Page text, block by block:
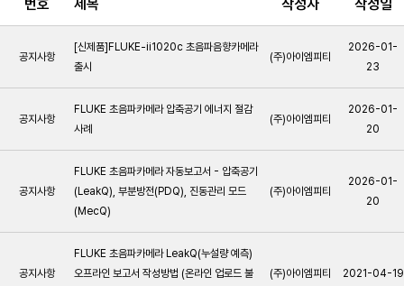
번호 제목 작성자 작성일
공지사항
[신제품]FLUKE-ii1020c 초음파음향카메라
출시
(주)아이엠피티
2026-01-
23
공지사항
FLUKE 초음파카메라 압축공기 에너지 절감
사례
(주)아이엠피티
2026-01-
20
공지사항
FLUKE 초음파카메라 자동보고서 - 압축공기
(LeakQ), 부분방전(PDQ), 진동관리 모드
(MecQ)
(주)아이엠피티
2026-01-
20
공지사항
FLUKE 초음파카메라 LeakQ(누설량 예측)
오프라인 보고서 작성방법 (온라인 업로드 불
(주)아이엠피티 2021-04-19